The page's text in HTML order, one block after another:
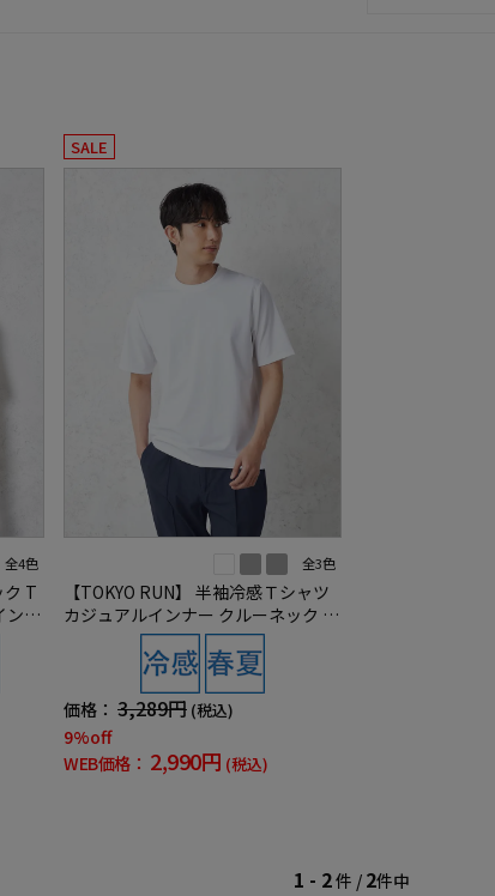
全4色
ク T
ンナ
SALE
全3色
【TOKYO RUN】 半袖冷感Ｔシャツ
カジュアルインナー クルーネック 冷
価格： 3,289円 (税込)
9%off
WEB価格： 2,990円 (税込)
1 - 2件 / 2件中